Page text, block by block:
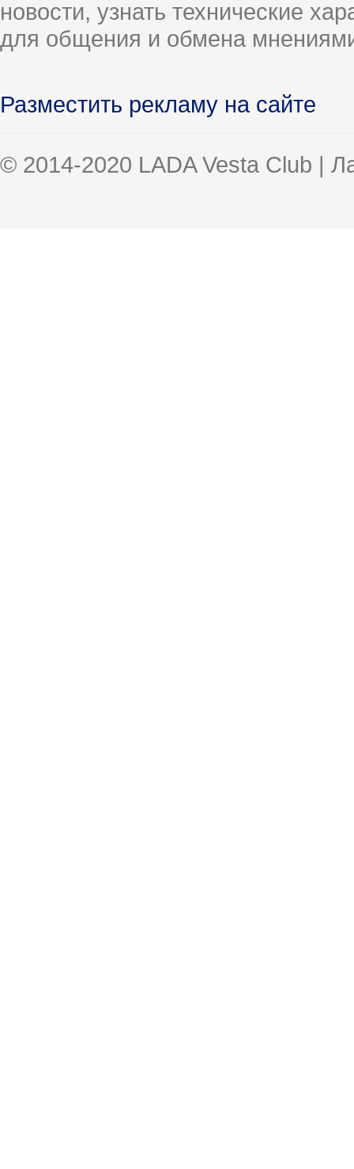
новости, узнать технические
для общения и обмена
Разместить рекламу на сайте
© 2014-2020 LADA Vesta Club |